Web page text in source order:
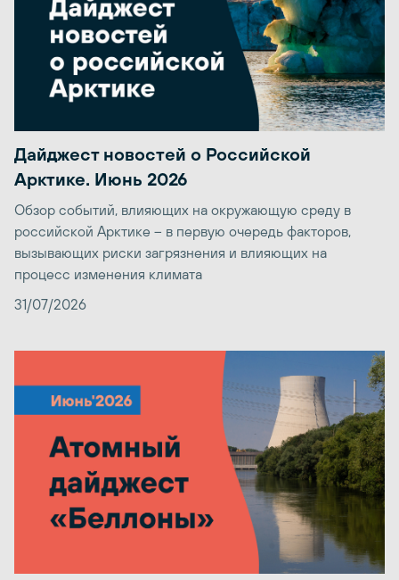
Дайджест новостей о Российской
Арктике. Июнь 2026
Обзор событий, влияющих на окружающую среду в
российской Арктике – в первую очередь факторов,
вызывающих риски загрязнения и влияющих на
процесс изменения климата
31/07/2026